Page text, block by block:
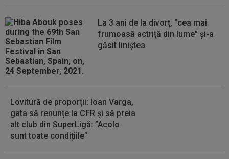
13:21
”Victima” pe care o face Rodri la Barcelona!
Catalanii l-au scos la vânzare
La 3 ani de la divorț, "cea mai
frumoasă actriță din lume" și-a
găsit liniștea
Lovitură de proporții: Ioan Varga,
gata să renunțe la CFR și să preia
alt club din SuperLigă: ”Acolo
sunt toate condițiile”